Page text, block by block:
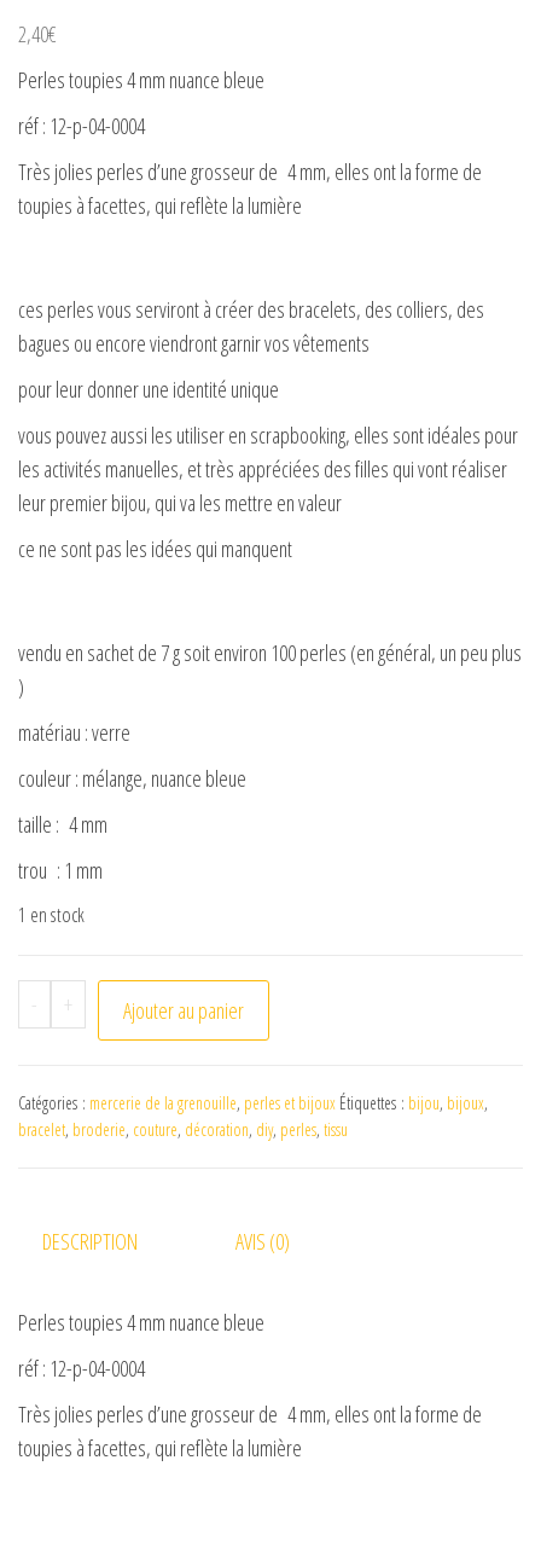
2,40€
Perles toupies 4 mm nuance bleue
réf : 12-p-04-0004
Très jolies perles d’une grosseur de 4 mm, elles ont la forme de
toupies à facettes, qui reflète la lumière
ces perles vous serviront à créer des bracelets, des colliers, des
bagues ou encore viendront garnir vos vêtements
pour leur donner une identité unique
vous pouvez aussi les utiliser en scrapbooking, elles sont idéales pour
les activités manuelles, et très appréciées des filles qui vont réaliser
leur premier bijou, qui va les mettre en valeur
ce ne sont pas les idées qui manquent
vendu en sachet de 7 g soit environ 100 perles (en général, un peu plus
)
matériau : verre
couleur : mélange, nuance bleue
taille : 4 mm
trou : 1 mm
1 en stock
- quantité de Perles toupies 4 mm nuance bleue
+ Ajouter au panier
Catégories : mercerie de la grenouille, perles et bijoux Étiquettes : bijou, bijoux,
bracelet, broderie, couture, décoration, diy, perles, tissu
DESCRIPTION AVIS (0)
Perles toupies 4 mm nuance bleue
réf : 12-p-04-0004
Très jolies perles d’une grosseur de 4 mm, elles ont la forme de
toupies à facettes, qui reflète la lumière